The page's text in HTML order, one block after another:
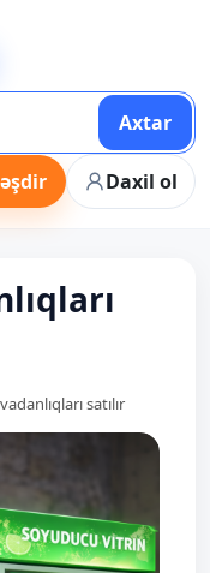
Axtar
Daxil ol
satılır